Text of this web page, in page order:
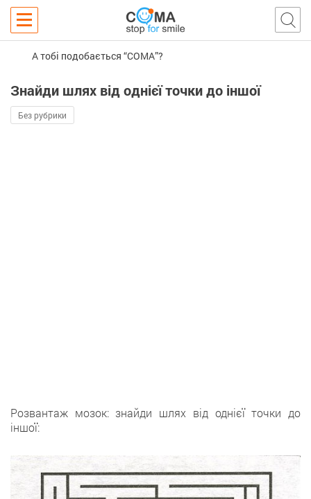
А тобі подобається “COMA”?
Знайди шлях від однієї точки до іншої
Без рубрики
Розвантаж мозок: знайди шлях від однієї точки до
іншої: